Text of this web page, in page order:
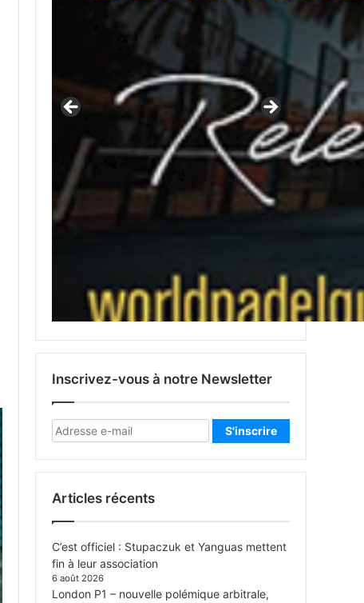
Inscrivez-vous à notre Newsletter
Articles récents
C’est officiel : Stupaczuk et Yanguas mettent
fin à leur association
6 août 2026
London P1 – nouvelle polémique arbitrale,